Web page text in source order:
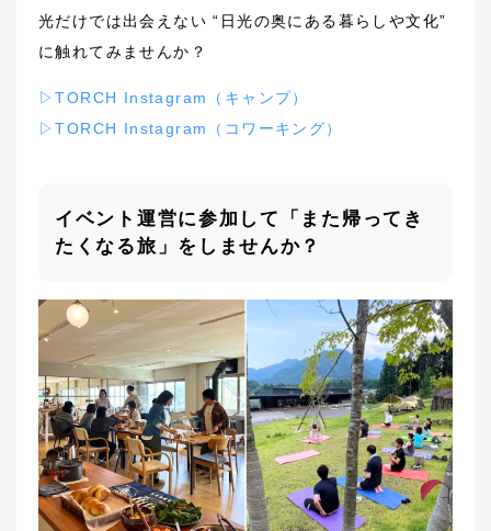
光だけでは出会えない “日光の奥にある暮らしや文化”
に触れてみませんか？
▷TORCH Instagram（キャンプ）
▷TORCH Instagram（コワーキング）
イベント運営に参加して「また帰ってき
たくなる旅」をしませんか？